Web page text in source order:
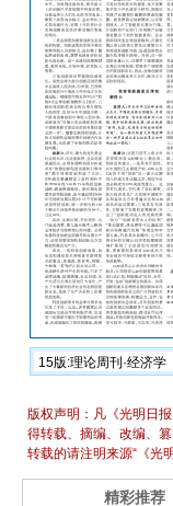
15版:理论周刊·经济学